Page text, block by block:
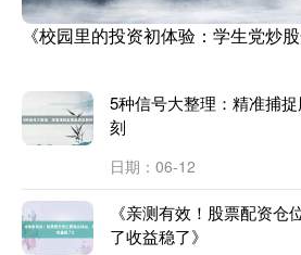
《校园里的投资初体验：学生党炒
5种信号大整理：精准捕
刻
日期：06-12
《亲测有效！股票配资仓
了收益稳了》